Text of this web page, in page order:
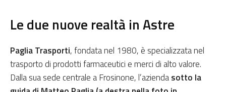
Le due nuove realtà in Astre
Paglia Trasporti, fondata nel 1980, è specializzata nel
trasporto di prodotti farmaceutici e merci di alto valore.
Dalla sua sede centrale a Frosinone, l’aziendasotto la